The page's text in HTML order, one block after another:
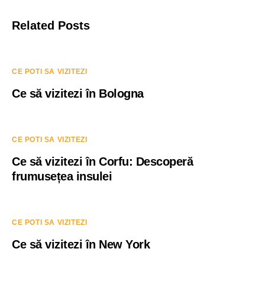
Related Posts
CE POTI SA VIZITEZI
Ce să vizitezi în Bologna
CE POTI SA VIZITEZI
Ce să vizitezi în Corfu: Descoperă
frumusețea insulei
CE POTI SA VIZITEZI
Ce să vizitezi în New York